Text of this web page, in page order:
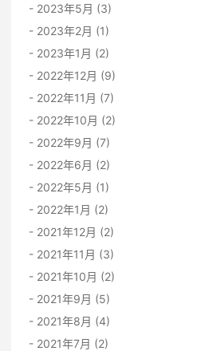
2023年5月 (3)
2023年2月 (1)
2023年1月 (2)
2022年12月 (9)
2022年11月 (7)
2022年10月 (2)
2022年9月 (7)
2022年6月 (2)
2022年5月 (1)
2022年1月 (2)
2021年12月 (2)
2021年11月 (3)
2021年10月 (2)
2021年9月 (5)
2021年8月 (4)
2021年7月 (2)